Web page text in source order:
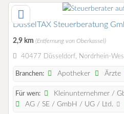
DüsselTAX Steuerberatung
2,9 km (Entfernung von Oberkassel)
40477 Düsseldorf, Nordrhein-
Branchen: Apotheker Ärzte
Für wen:
Kleinunternehmer /
AG / SE / GmbH / UG / Ltd.